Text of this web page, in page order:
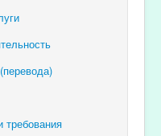
требования